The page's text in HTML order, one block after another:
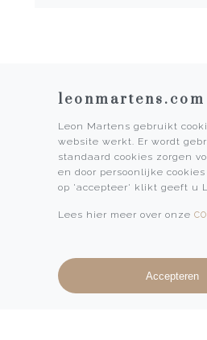
Martens
Privacy
Pers
leonmartens.com
Leon Martens gebruikt
website werkt. Er wordt
standaard cookies zorgen
en door persoonlijke
op 'accepteer' klikt geeft u
Lees hier meer over onze
Accepteren